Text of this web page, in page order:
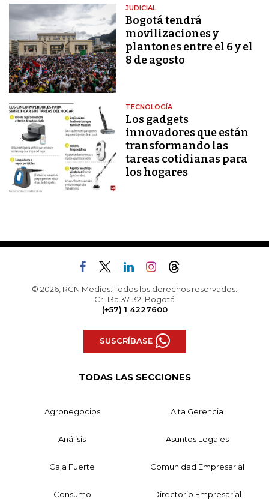
JUDICIAL
Bogotá tendrá
movilizaciones y
plantones entre el 6 y el
8 de agosto
TECNOLOGÍA
Los gadgets
innovadores que están
transformando las
tareas cotidianas para
los hogares
© 2026, RCN Medios. Todos los derechos reservados.
Cr. 13a 37-32, Bogotá
(+57) 1 4227600
SUSCRÍBASE
TODAS LAS SECCIONES
Agronegocios Alta Gerencia
Análisis Asuntos Legales
Caja Fuerte Comunidad Empresarial
Consumo Directorio Empresarial